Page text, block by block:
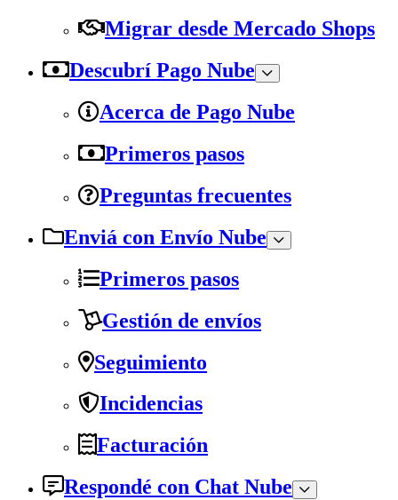
Migrar desde Mercado Shops
Descubrí Pago Nube
Acerca de Pago Nube
Primeros pasos
Preguntas frecuentes
Enviá con Envío Nube
Primeros pasos
Gestión de envíos
Seguimiento
Incidencias
Facturación
Respondé con Chat Nube